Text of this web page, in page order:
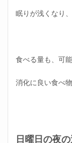
眠りが浅くなり
食べる量も、可
消化に良い食べ
日曜日の夜